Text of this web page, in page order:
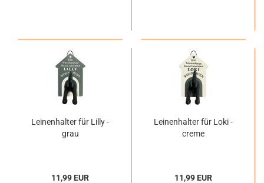
Leinenhalter für Lilly -
grau
11,99 EUR
Leinenhalter für Loki -
creme
11,99 EUR